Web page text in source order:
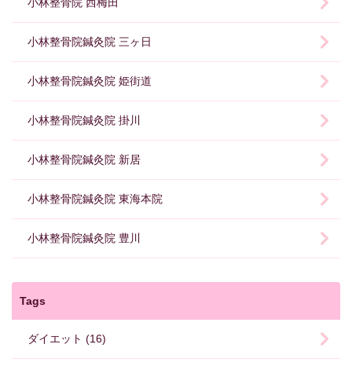
小林整骨院鍼灸院 三ヶ日
小林整骨院鍼灸院 姫街道
小林整骨院鍼灸院 掛川
小林整骨院鍼灸院 新居
小林整骨院鍼灸院 東海本院
小林整骨院鍼灸院 豊川
Tags
ダイエット (16)